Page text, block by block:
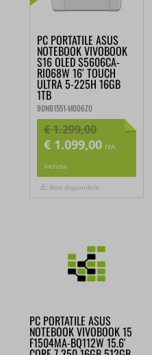
PC PORTATILE ASUS
NOTEBOOK VIVOBOOK
S16 OLED S5606CA-
RI068W 16′ TOUCH
ULTRA 5-225H 16GB
1TB
90NB1551-M006Z0
€1.299,00
Il
prezzo
originale
era:
€ 1.099,00Il
attuale
è:
IVA
inclusa
Non disponibile
PC PORTATILE ASUS
NOTEBOOK VIVOBOOK 15
F1504MA-BQ112W 15.6′